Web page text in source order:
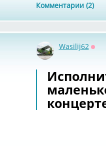
Комментарии (2)
Wasilij62